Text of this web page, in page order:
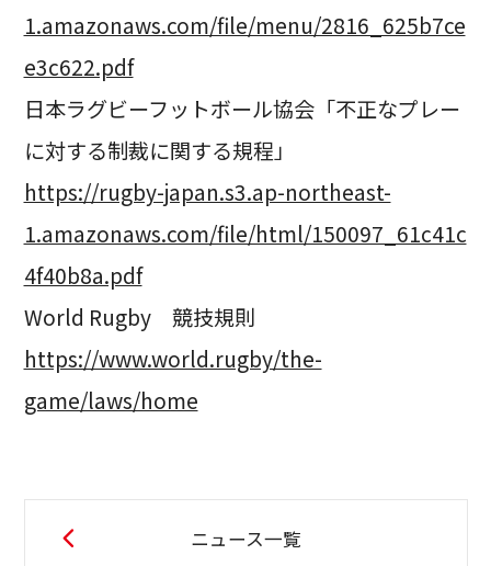
1.amazonaws.com/file/menu/2816_625b7ce
e3c622.pdf
日本ラグビーフットボール協会「不正なプレー
に対する制裁に関する規程」
https://rugby-japan.s3.ap-northeast-
1.amazonaws.com/file/html/150097_61c41c
4f40b8a.pdf
World Rugby 競技規則
https://www.world.rugby/the-
game/laws/home
ニュース一覧